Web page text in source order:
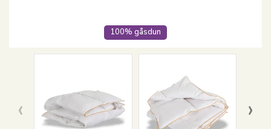
100% gåsdun
‹ ›